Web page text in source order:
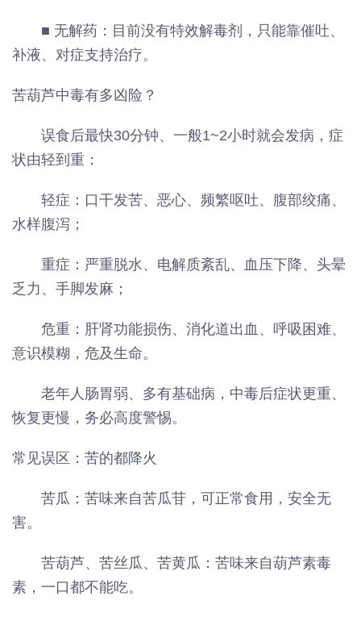
■ 无解药：目前没有特效解毒剂，只能靠催吐、
补液、对症支持治疗。
苦葫芦中毒有多凶险？
误食后最快30分钟、一般1~2小时就会发病，症
状由轻到重：
轻症：口干发苦、恶心、频繁呕吐、腹部绞痛、
水样腹泻；
重症：严重脱水、电解质紊乱、血压下降、头晕
乏力、手脚发麻；
危重：肝肾功能损伤、消化道出血、呼吸困难、
意识模糊，危及生命。
老年人肠胃弱、多有基础病，中毒后症状更重、
恢复更慢，务必高度警惕。
常见误区：苦的都降火
苦瓜：苦味来自苦瓜苷，可正常食用，安全无
害。
苦葫芦、苦丝瓜、苦黄瓜：苦味来自葫芦素毒
素，一口都不能吃。